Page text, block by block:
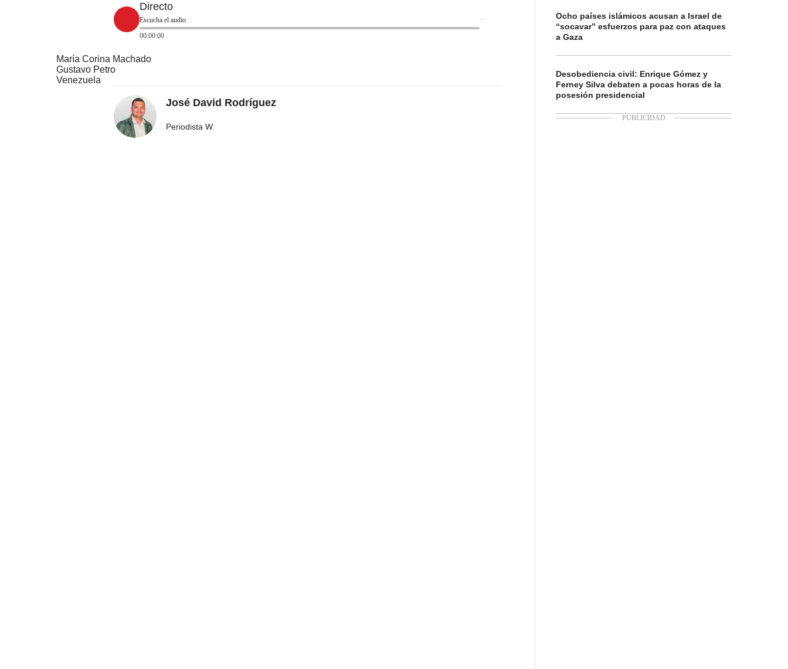
Directo
Escucha el audio
00:00:00
María Corina Machado
Gustavo Petro
Venezuela
José David Rodríguez
Periodista W.
Ocho países islámicos acusan a Israel de
“socavar” esfuerzos para paz con ataques
a Gaza
Desobediencia civil: Enrique Gómez y
Ferney Silva debaten a pocas horas de la
posesión presidencial